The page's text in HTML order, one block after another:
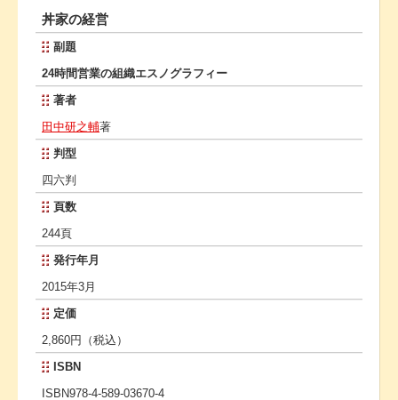
丼家の経営
副題
24時間営業の組織エスノグラフィー
著者
田中研之輔著
判型
四六判
頁数
244頁
発行年月
2015年3月
定価
2,860円（税込）
ISBN
ISBN978-4-589-03670-4